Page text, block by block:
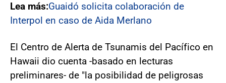
Lea más:Guaidó solicita colaboración de
Interpol en caso de Aida Merlano
El Centro de Alerta de Tsunamis del Pacífico en
Hawaii dio cuenta -basado en lecturas
preliminares- de "la posibilidad de peligrosas